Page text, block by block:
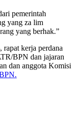
pemerintah
yang za lim
yang berhak.”
kerja perdana
BPN dan jajaran
dan anggota Komisi